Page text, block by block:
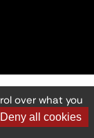
over what you
all cookies